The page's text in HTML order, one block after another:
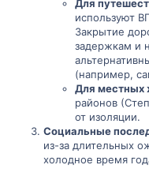
Для
используют
Закрытие
задержкам и
(например,
Для местных
районов
от изоляции.
Социальные
из-за длительных
холодное время